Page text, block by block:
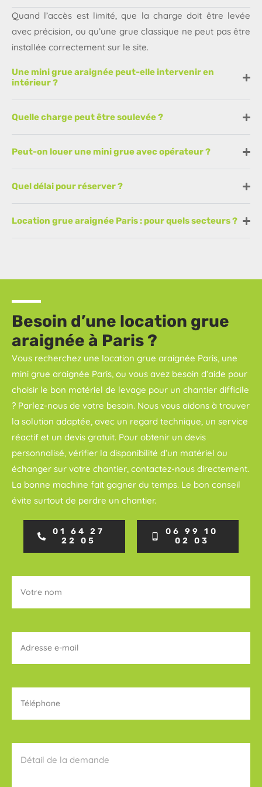
Quand l’accès est limité, que la charge doit être levée
avec précision, ou qu’une grue classique ne peut pas être
installée correctement sur le site.
Une mini grue araignée peut-elle intervenir en
intérieur ?
Quelle charge peut être soulevée ?
Peut-on louer une mini grue avec opérateur ?
Quel délai pour réserver ?
Location grue araignée Paris : pour quels secteurs ?
Besoin d’une location grue
araignée à Paris ?
Vous recherchez une location grue araignée Paris, une
mini grue araignée Paris, ou vous avez besoin d’aide pour
choisir le bon matériel de levage pour un chantier difficile
? Parlez-nous de votre besoin. Nous vous aidons à trouver
la solution adaptée, avec un regard technique, un service
réactif et un devis gratuit. Pour obtenir un devis
personnalisé, vérifier la disponibilité d’un matériel ou
échanger sur votre chantier, contactez-nous directement.
La bonne machine fait gagner du temps. Le bon conseil
évite surtout de perdre un chantier.
01 64 27
22 05
06 99 10
02 03